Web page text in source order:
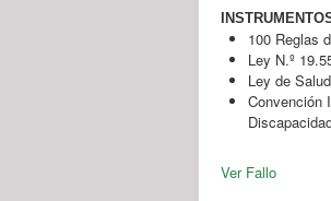
100 Reglas
Ley N.º
Ley de
Convención
Ver Fallo